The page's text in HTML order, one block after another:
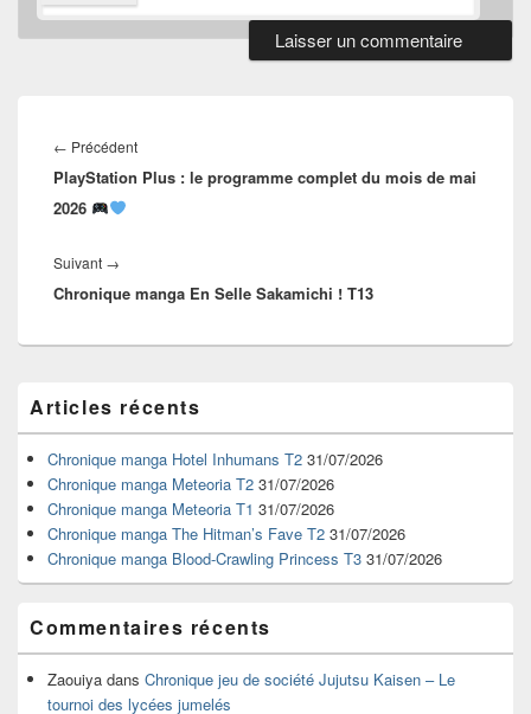
de
l’article
← PrécédentArticle
précédent :
PlayStation Plus : le programme complet du mois de mai
2026
Suivant →
suivant :
Chronique manga En Selle Sakamichi ! T13
principale
de
widget
pour
barre
latérale
Articles récents
Chronique manga Hotel Inhumans T2 31/07/2026
Chronique manga Meteoria T2 31/07/2026
Chronique manga Meteoria T1 31/07/2026
Chronique manga The Hitman’s Fave T2 31/07/2026
Chronique manga Blood-Crawling Princess T3 31/07/2026
Commentaires récents
Zaouiya dans Chronique jeu de société Jujutsu Kaisen – Le
tournoi des lycées jumelés